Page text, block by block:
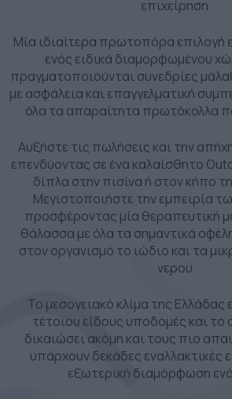
επιχείρηση.
Μία ιδιαίτερα πρωτοπόρα επιλογή
ενός ειδικά διαμορφωμένου
πραγματοποιούνται συνεδρίες
με ασφάλεια και επαγγελματική
όλα τα απαραίτητα πρωτόκολλα
Αυξήστε τις πωλήσεις και την
επενδύοντας σε ένα καλαίσθητο
δίπλα στην πισίνα ή στον κήπο
Μεγιστοποιήστε την εμπειρία
προσφέροντας μία θεραπευτική
θάλασσα με όλα τα σημαντικά
στον οργανισμό το ιώδιο και τα
νερού.
Το μεσογειακό κλίμα της Ελλάδας
τέτοιου είδους υποδομές και
δικαιώσει ακόμη και τους πιο
υπάρχουν δεκάδες εναλλακτικές
εξωτερική διαμόρφωση